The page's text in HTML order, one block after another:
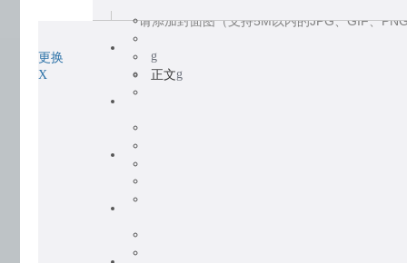
g
正文g
请添加封面图（支持5M以内的JPG、GIF、
更换
X